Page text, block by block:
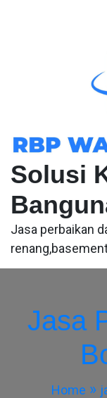
Solusi
Jasa perbaikan
Jasa
Home